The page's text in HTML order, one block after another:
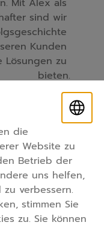
Mit Alex als
sind wir
Kunden
Lösungen zu
bieten.
die
Website zu
Betrieb der
uns helfen,
verbessern.
stimmen Sie
zu. Sie können